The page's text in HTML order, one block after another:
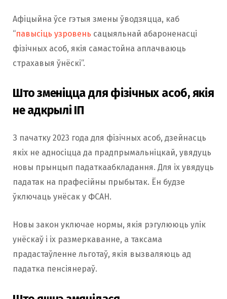
Афіцыйна ўсе гэтыя змены ўводзяцца, каб
“павысіць узровень сацыяльнай абароненасці
фізічных асоб, якія самастойна аплачваюць
страхавыя ўнёскі”.
Што зменіцца для фізічных асоб, якія
не адкрылі ІП
З пачатку 2023 года для фізічных асоб, дзейнасць
якіх не адносіцца да прадпрымальніцкай, увядуць
новы прынцып падаткаабкладання. Для іх увядуць
падатак на прафесійны прыбытак. Ён будзе
ўключаць унёсак у ФСАН.
Новы закон уключае нормы, якія рэгулююць улік
унёскаў і іх размеркаванне, а таксама
прадастаўленне льготаў, якія вызваляюць ад
падатка пенсіянераў.